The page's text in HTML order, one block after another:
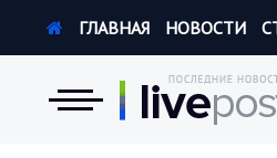
ГЛАВНАЯ НОВОСТИ